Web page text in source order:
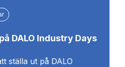
DALO Industry Days
ställa ut på DALO